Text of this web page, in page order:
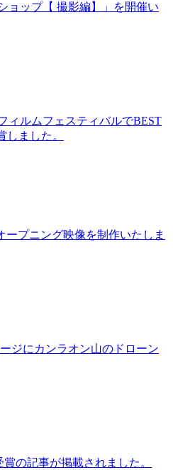
ョップ【 撮影編】」を開催い
ィルムフェスティバルでBEST
しました。
ープニング映像を制作いたしま
ジにカンラオン山のドローン
の記事が掲載されました。